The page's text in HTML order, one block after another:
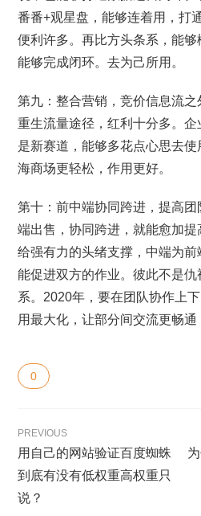
番番+观星盘，能够连着用，打
便利许多。再比方头条系，能
能够完成闭环。去为己所用。
第九：整合营销，竞价信息流
重生流量途径，红利十分多。企
是新赛道，能够多花点心思去
海商场更轻松，作用更好。
第十：前中端协同跨进，提高
端出售，协同跨进，就能愈加
给强有力的头绪支撑，中端为前
能促进双方的作业。彼此不是
系。2020年，要在团队协作上
用最大化，让部分间交流更畅通
0
PREVIOUS
用自己的网站验证百度蜘蛛
到底有没有低权重高权重只
说？